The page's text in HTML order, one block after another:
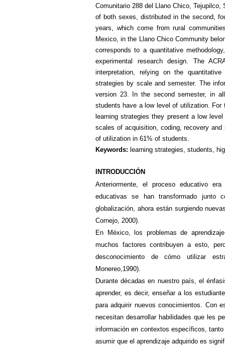
Comunitario 288 del Llano Chico,
of both sexes, distributed in the second,
years, which come from rural
Mexico, in the Llano Chico Community
corresponds to a quantitative
experimental research design. The
interpretation, relying on the
strategies by scale and semester. The
version 23. In the second semester, in
students have a low level of utilization.
learning strategies they present a low
scales of acquisition, coding, recovery
of utilization in 61% of students.
Keywords: learning strategies, students,
INTRODUCCIÓN
Anteriormente, el proceso educativo
educativas se han transformado junto
globalización, ahora están surgiendo
Cornejo, 2000).
En México, los problemas de
muchos factores contribuyen a esto,
desconocimiento de cómo utilizar
Monereo,1990).
Durante décadas en nuestro país, el
aprender, es decir, enseñar a los
para adquirir nuevos conocimientos. Con
necesitan desarrollar habilidades que les
información en contextos específicos,
asumir que el aprendizaje adquirido es